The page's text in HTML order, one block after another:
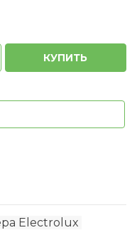
КУПИТЬ
Electrolux